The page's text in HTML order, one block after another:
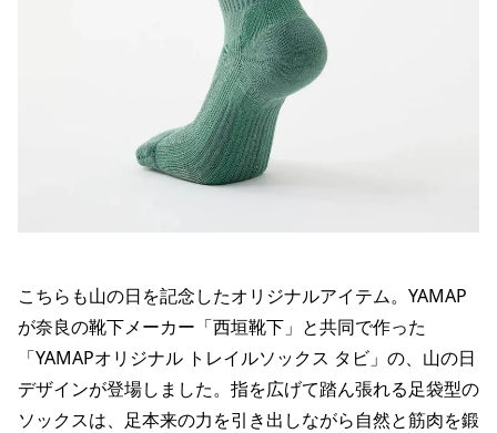
こちらも山の日を記念したオリジナルアイテム。YAMAP
が奈良の靴下メーカー「西垣靴下」と共同で作った
「YAMAPオリジナル トレイルソックス タビ」の、山の日
デザインが登場しました。指を広げて踏ん張れる足袋型の
ソックスは、足本来の力を引き出しながら自然と筋肉を鍛